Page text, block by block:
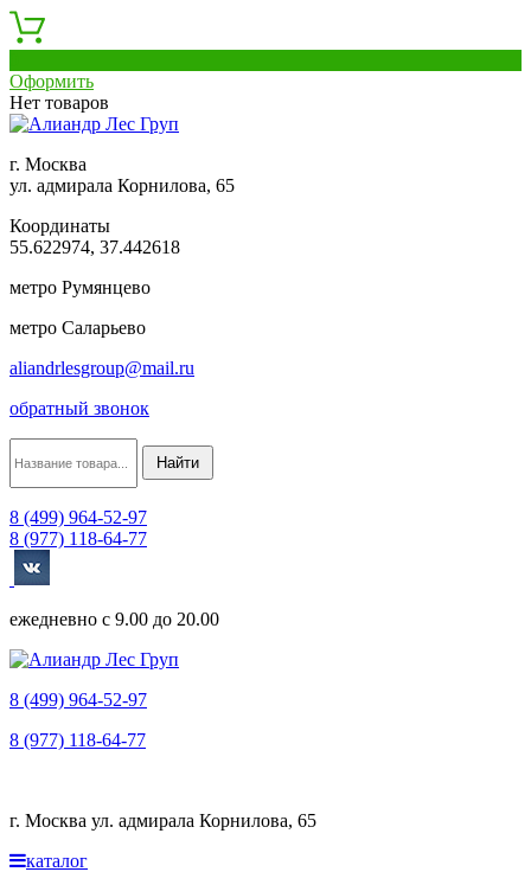
Оформить
Нет товаров
г. Москва
ул. адмирала Корнилова, 65
Координаты
55.622974, 37.442618
метро Румянцево
метро Саларьево
aliandrlesgroup@mail.ru
обратный звонок
8 (499) 964-52-97
8 (977) 118-64-77
ежедневно с 9.00 до 20.00
8 (499) 964-52-97
8 (977) 118-64-77
г. Москва ул. адмирала Корнилова, 65
каталог